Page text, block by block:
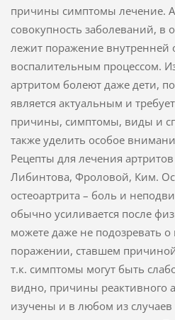
причины симптомы лечение.
совокупность заболеваний, в
лежит поражение внутренней
воспалительным процессом.
артритом болеют даже дети,
является актуальным и
причины, симптомы, виды и
также уделить особое
Рецепты для лечения
Либинтова, Фроловой, Ким.
остеоартрита – боль и
обычно усиливается после
можете даже не подозревать
поражении, ставшем
т.к. симптомы могут быть
видно, причины реактивного
изучены и в любом из случаев